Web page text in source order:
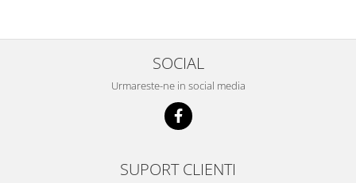
SOCIAL
Urmareste-ne in social media
SUPORT CLIENTI